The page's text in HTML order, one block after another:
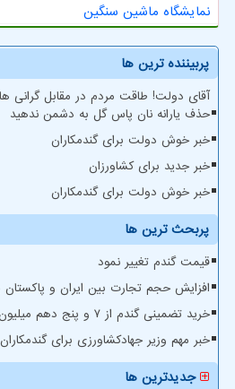
نمایشگاه ماشین سنگین
پربیننده ترین ها
آقای دولت! طاقت مردم در مقابل گرانی
حذف یارانه نان پاس گل به دشمن ندهید
خبر خوش دولت برای گندمکاران
خبر جدید برای کشاورزان
خبر خوش دولت برای گندمکاران
پربحث ترین ها
قیمت گندم تغییر نمود
افزایش حجم تجارت بین ایران و پاکستان به رقم 10
خرید تضمینی گندم از ۷ و پنج دهم میلیون تن گذشت
خبر مهم وزیر جهادکشاورزی برای گندمکاران
جدیدترین ها